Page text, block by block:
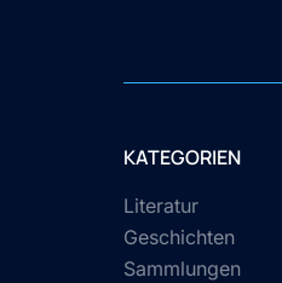
KATEGORIEN
Literatur
Geschichten
Sammlungen